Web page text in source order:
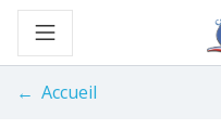
Aller
contenu
Accueil